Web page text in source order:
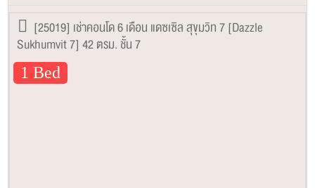
[25019] เช่าคอนโด 6 เดือน แดซเซิล สุขุมวิท 7 [Dazzle
Sukhumvit 7] 42 ตรม. ชั้น 7
1 Bed